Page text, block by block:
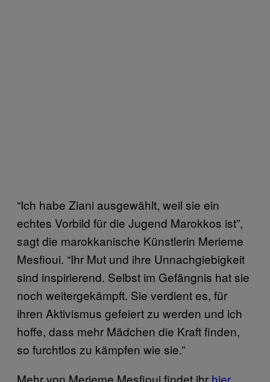
“Ich habe Ziani ausgewählt, weil sie ein
echtes Vorbild für die Jugend Marokkos ist”,
sagt die marokkanische Künstlerin Merieme
Mesfioui. “Ihr Mut und ihre Unnachgiebigkeit
sind inspirierend. Selbst im Gefängnis hat sie
noch weitergekämpft. Sie verdient es, für
ihren Aktivismus gefeiert zu werden und ich
hoffe, dass mehr Mädchen die Kraft finden,
so furchtlos zu kämpfen wie sie.”